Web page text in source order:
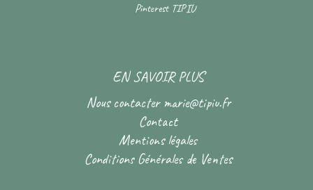
Pinterest TIPIU
EN SAVOIR PLUS
Nous contacter marie@tipiu.fr
Contact
Mentions légales
Conditions Générales de Ventes